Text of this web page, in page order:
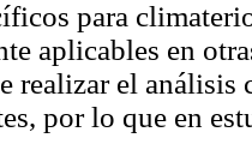
para
aplicables en
realizar el análisis
por lo que en